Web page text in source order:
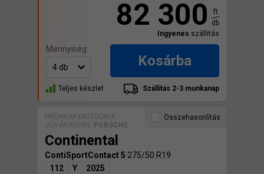
82 300
ft
db
Ingyenes szállitás
Mennyiség:
Kosárba
Teljes készlet Szállítás 2-3 munkanap
PRÉMIUM KATEGÓRIA
JÓVÁHAGYÁS:
PORSCHE
Continental
ContiSportContact 5 275/50 R19
112
Y
2025
Összehasonlítás